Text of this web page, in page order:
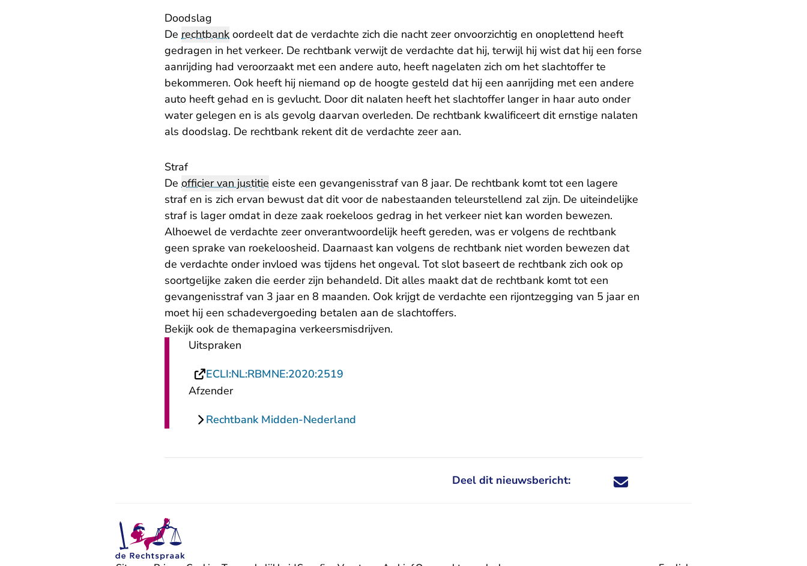
Doodslag
De rechtbank oordeelt dat de verdachte zich die nacht zeer onvoorzichtig en onoplettend heeft
gedragen in het verkeer. De rechtbank verwijt de verdachte dat hij, terwijl hij wist dat hij een forse
aanrijding had veroorzaakt met een andere auto, heeft nagelaten zich om het slachtoffer te
bekommeren. Ook heeft hij niemand op de hoogte gesteld dat hij een aanrijding met een andere
auto heeft gehad en is gevlucht. Door dit nalaten heeft het slachtoffer langer in haar auto onder
water gelegen en is als gevolg daarvan overleden. De rechtbank kwalificeert dit ernstige nalaten
als doodslag. De rechtbank rekent dit de verdachte zeer aan.
Straf
De officier van justitie eiste een gevangenisstraf van 8 jaar. De rechtbank komt tot een lagere
straf en is zich ervan bewust dat dit voor de nabestaanden teleurstellend zal zijn. De uiteindelijke
straf is lager omdat in deze zaak roekeloos gedrag in het verkeer niet kan worden bewezen.
Alhoewel de verdachte zeer onverantwoordelijk heeft gereden, was er volgens de rechtbank
geen sprake van roekeloosheid. Daarnaast kan volgens de rechtbank niet worden bewezen dat
de verdachte onder invloed was tijdens het ongeval. Tot slot baseert de rechtbank zich ook op
soortgelijke zaken die eerder zijn behandeld. Dit alles maakt dat de rechtbank komt tot een
gevangenisstraf van 3 jaar en 8 maanden. Ook krijgt de verdachte een rijontzegging van 5 jaar en
moet hij een schadevergoeding betalen aan de slachtoffers.
Bekijk ook de themapagina verkeersmisdrijven.
Uitspraken
ECLI:NL:RBMNE:2020:2519
Afzender
Rechtbank Midden-Nederland
Deel dit nieuwsbericht: Deel dit nieuwsbericht via X - U verlaat
Deel dit nieuwsbericht via Facebook - U
Deel dit nieuwsbericht via e-mail
Deel dit nieuwsbericht via LinkedIn - U